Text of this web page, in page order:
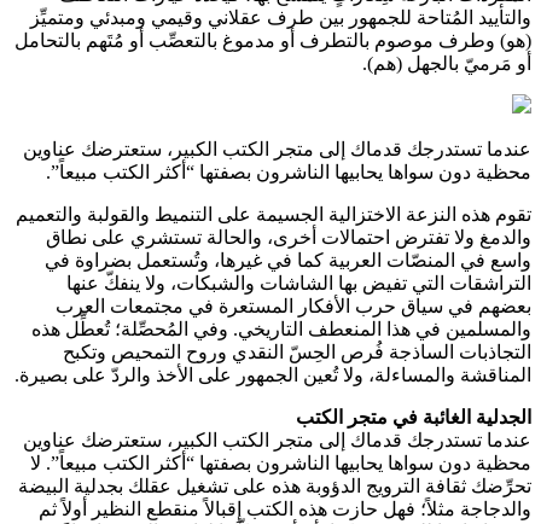
والتأييد المُتاحة للجمهور بين طرف عقلاني وقيمي ومبدئي ومتميِّز
(هو) وطرف موصوم بالتطرف أو مدموغ بالتعصِّب أو مُتَهم بالتحامل
أو مَرميّ بالجهل (هم).
عندما تستدرجك قدماك إلى متجر الكتب الكبير، ستعترضك عناوين
محظية دون سواها يحابيها الناشرون بصفتها “أكثر الكتب مبيعاً”.
تقوم هذه النزعة الاختزالية الجسيمة على التنميط والقولبة والتعميم
والدمغ ولا تفترض احتمالات أخرى، والحالة تستشري على نطاق
واسع في المنصّات العربية كما في غيرها، وتُستعمل بضراوة في
التراشقات التي تفيض بها الشاشات والشبكات، ولا ينفكّ عنها
بعضهم في سياق حرب الأفكار المستعرة في مجتمعات العرب
والمسلمين في هذا المنعطف التاريخي. وفي المُحصِّلة؛ تُعطِّل هذه
التجاذبات الساذجة فُرص الحِسّ النقدي وروح التمحيص وتكبح
المناقشة والمساءلة، ولا تُعين الجمهور على الأخذ والردّ على بصيرة.
الجدلية الغائبة في متجر الكتب
عندما تستدرجك قدماك إلى متجر الكتب الكبير، ستعترضك عناوين
محظية دون سواها يحابيها الناشرون بصفتها “أكثر الكتب مبيعاً”. لا
تحرِّضك ثقافة الترويج الدؤوبة هذه على تشغيل عقلك بجدلية البيضة
والدجاجة مثلاً؛ فهل حازت هذه الكتب إِقبالاً منقطع النظير أولاً ثم